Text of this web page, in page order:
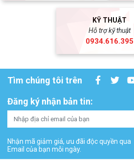
KỸ THUẬT
Hỗ trợ kỹ thuật
0934.616.395
Tìm chúng tôi trên
Đăng ký nhận bản tin:
Nhận mã giảm giá, ưu đãi độc quyền qua
Email của bạn mỗi ngày.